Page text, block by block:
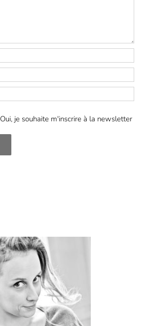
Oui, je souhaite m'inscrire à la newsletter